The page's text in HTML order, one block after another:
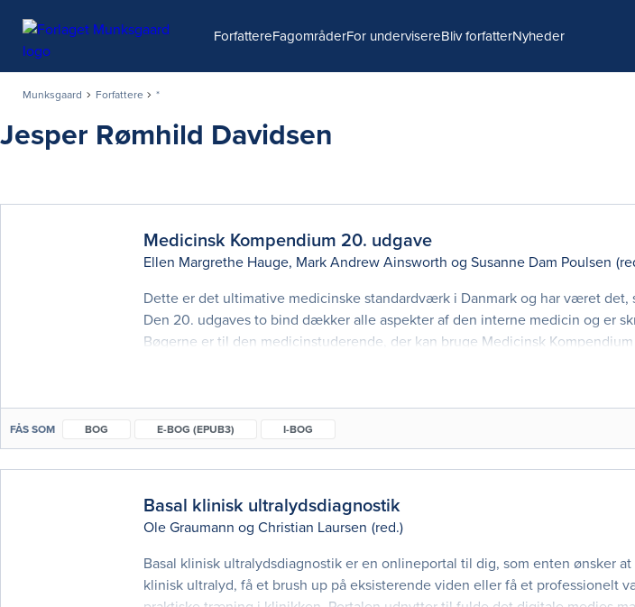
ForfattereFagområderFor undervisereBliv forfatterNyheder
Munksgaard Forfattere *
Jesper Rømhild Davidsen
Medicinsk Kompendium 20. udgave
Ellen Margrethe Hauge, Mark Andrew Ainsworth og Susanne Dam Poulsen
Dette er det ultimative medicinske standardværk i Danmark og har været det,
Den 20. udgaves to bind dækker alle aspekter af den interne medicin og er
Bøgerne er til den medicinstuderende, der kan bruge Medicinsk
FÅS SOM BOG E-BOG (EPUB3) I-BOG
Basal klinisk ultralydsdiagnostik
Ole Graumann og Christian Laursen (red.)
Basal klinisk ultralydsdiagnostik er en onlineportal til dig, som enten ønsker
klinisk ultralyd, få et brush up på eksisterende viden eller få et professionelt